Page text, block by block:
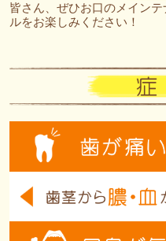
皆さん、ぜひお口のメイン
ルをお楽しみください！